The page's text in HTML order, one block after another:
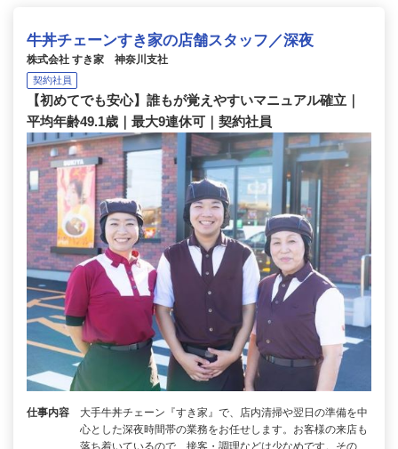
牛丼チェーンすき家の店舗スタッフ／深夜
株式会社 すき家 神奈川支社
契約社員
【初めてでも安心】誰もが覚えやすいマニュアル確立｜
平均年齢49.1歳｜最大9連休可｜契約社員
仕事内容
大手牛丼チェーン『すき家』で、店内清掃や翌日の準備を中
心とした深夜時間帯の業務をお任せします。お客様の来店も
落ち着いているので、接客・調理などは少なめです。その…